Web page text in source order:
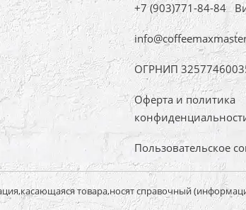
+7 (903)771-84-84
ОГРНИП
Оферта и политика
Пользовательское
товара,носят справочный